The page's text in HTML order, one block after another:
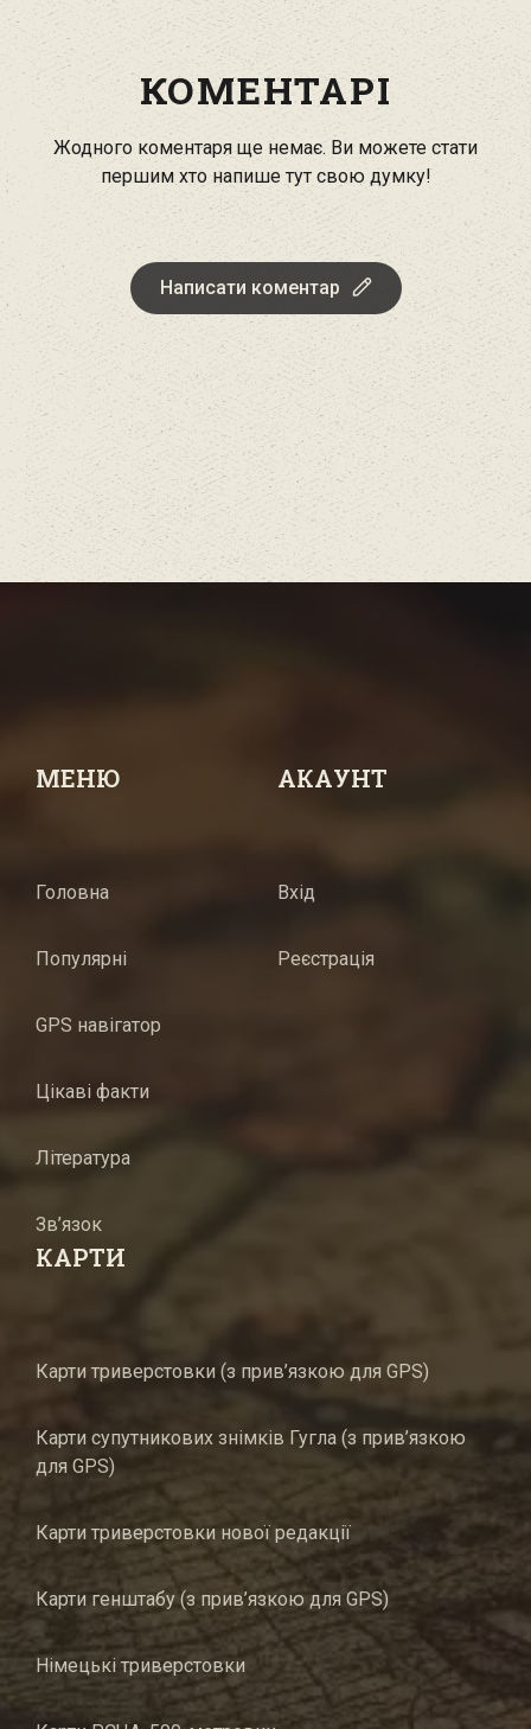
КОМЕНТАРІ
Жодного коментаря ще немає. Ви можете стати
першим хто напише тут свою думку!
Написати коментар
МЕНЮ
Головна
Популярні
GPS навігатор
Цікаві факти
Література
Зв’язок
АКАУНТ
Вхід
Реєстрація
КАРТИ
Карти триверстовки (з прив’язкою для GPS)
Карти супутникових знімків Гугла (з прив’язкою
для GPS)
Карти триверстовки нової редакції
Карти генштабу (з прив’язкою для GPS)
Німецькі триверстовки